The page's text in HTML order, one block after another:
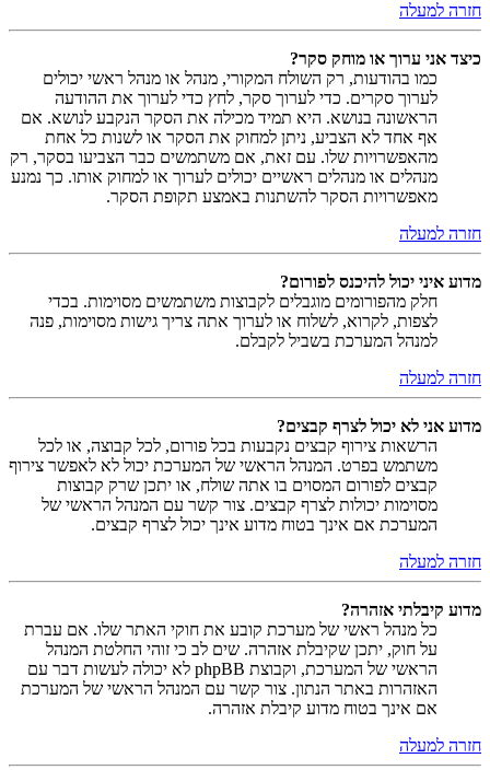
חזרה למעלה
כיצד אני ערוך או מוחק סקר?
כמו בהודעות, רק השולח המקורי, מנהל או מנהל ראשי יכולים
לערוך סקרים. כדי לערוך סקר, לחץ כדי לערוך את ההודעה
הראשונה בנושא. היא תמיד מכילה את הסקר הנקבע לנושא. אם
אף אחד לא הצביע, ניתן למחוק את הסקר או לשנות כל אחת
מהאפשרויות שלו. עם זאת, אם משתמשים כבר הצביעו בסקר, רק
מנהלים או מנהלים ראשיים יכולים לערוך או למחוק אותו. כך נמנע
מאפשרויות הסקר להשתנות באמצע תקופת הסקר.
חזרה למעלה
מדוע איני יכול להיכנס לפורום?
חלק מהפורומים מוגבלים לקבוצות משתמשים מסוימות. בכדי
לצפות, לקרוא, לשלוח או לערוך אתה צריך גישות מסוימות, פנה
למנהל המערכת בשביל לקבלם.
חזרה למעלה
מדוע אני לא יכול לצרף קבצים?
הרשאות צירוף קבצים נקבעות בכל פורום, לכל קבוצה, או לכל
משתמש בפרט. המנהל הראשי של המערכת יכול לא לאפשר צירוף
קבצים לפורום המסוים בו אתה שולח, או יתכן שרק קבוצות
מסוימות יכולות לצרף קבצים. צור קשר עם המנהל הראשי של
המערכת אם אינך בטוח מדוע אינך יכול לצרף קבצים.
חזרה למעלה
מדוע קיבלתי אזהרה?
כל מנהל ראשי של מערכת קובע את חוקי האתר שלו. אם עברת
על חוק, יתכן שקיבלת אזהרה. שים לב כי זוהי החלטת המנהל
הראשי של המערכת, וקבוצת phpBB לא יכולה לעשות דבר עם
האזהרות באתר הנתון. צור קשר עם המנהל הראשי של המערכת
אם אינך בטוח מדוע קיבלת אזהרה.
חזרה למעלה